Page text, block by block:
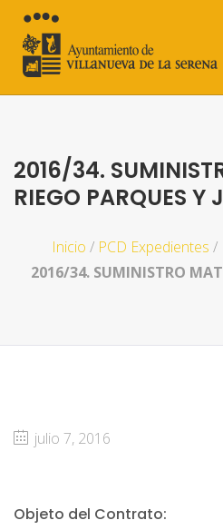
2016/34.
RIEGO PARQUES Y
Inicio / PCD Expedientes /
2016/34. SUMINISTRO
julio 7, 2016
Objeto del Contrato: